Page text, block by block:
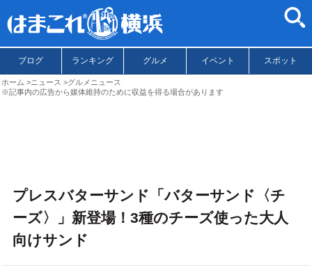
ブログ ランキング グルメ イベント スポット
ホーム ニュース
グルメニュース
※記事内の広告から媒体維持のために収益を得る場合があります
プレスバターサンド「バターサンド〈チ
ーズ〉」新登場！3種のチーズ使った大人
向けサンド